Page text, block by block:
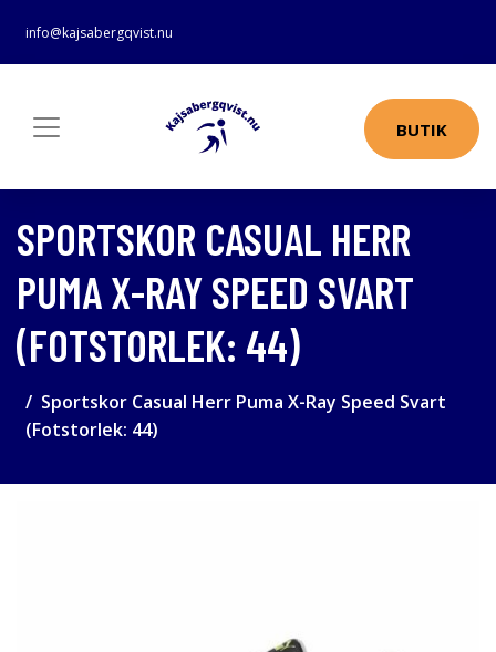
info@kajsabergqvist.nu
BUTIK
SPORTSKOR CASUAL HERR
PUMA X-RAY SPEED SVART
(FOTSTORLEK: 44)
Sportskor Casual Herr Puma X-Ray Speed Svart
(Fotstorlek: 44)